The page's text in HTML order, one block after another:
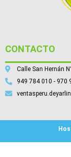
CONTACTO
Calle San Hernán
949 784 010 - 970